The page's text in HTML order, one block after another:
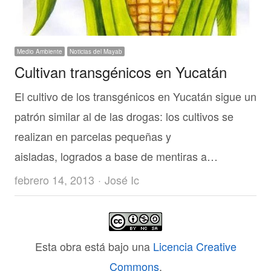
Medio Ambiente Noticias del Mayab
Cultivan transgénicos en Yucatán
El cultivo de los transgénicos en Yucatán sigue un
patrón similar al de las drogas: los cultivos se
realizan en parcelas pequeñas y
aisladas, logrados a base de mentiras a…
febrero 14, 2013
Author
José Ic
Esta obra está bajo una Licencia Creative
Commons.